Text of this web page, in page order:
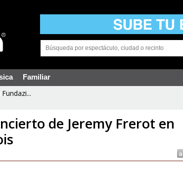
Familiar
de Jeremy Frerot en